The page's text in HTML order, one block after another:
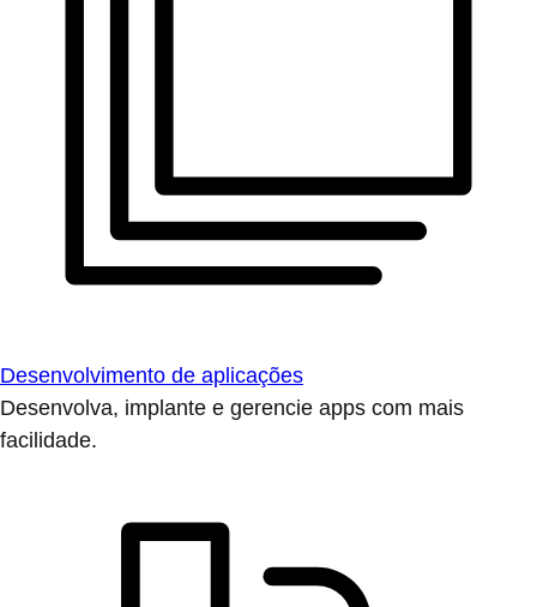
Desenvolvimento de aplicações
Desenvolva, implante e gerencie apps com mais
facilidade.